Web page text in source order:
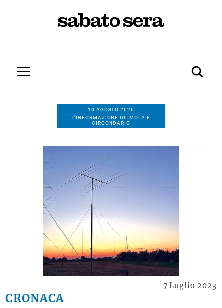
10 AGOSTO 2026
L’INFORMAZIONE DI IMOLA E
CIRCONDARIO
CRONACA
7 Luglio 2023